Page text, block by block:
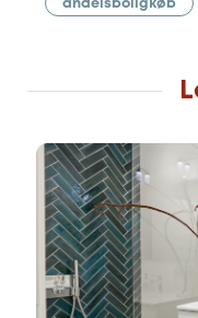
andelsboligkøb